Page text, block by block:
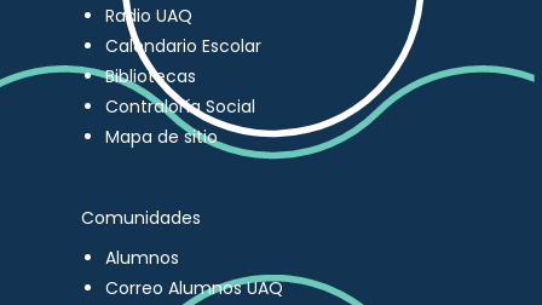
Radio UAQ
Calendario Escolar
Bibliotecas
Contraloría Social
Mapa de sitio
Comunidades
Alumnos
Correo Alumnos UAQ